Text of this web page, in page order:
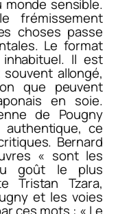
monde sensible.
frémissement
choses passe
Le format
Il est
allongé,
que peuvent
en soie.
de Pougny
ce
Bernard
« sont les
goût le plus
Tristan Tzara,
et les voies